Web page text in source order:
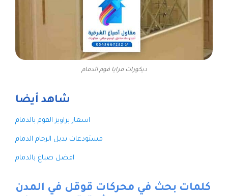
ديكورات مرايا فوم الدمام
شاهد أيضا
اسعار براويز الفوم بالدمام
مستودعات بديل الرخام الدمام
افضل صباغ بالدمام
كلمات بحث في محركات قوقل في المدن